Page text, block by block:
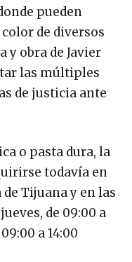
pueden
de diversos
y obra de Javier
las múltiples
de justicia ante
o pasta dura, la
todavía en
Tijuana y en las
de 09:00 a
a 14:00